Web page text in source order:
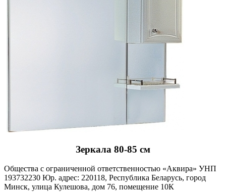
Зеркала 80-85 см
Общества с ограниченной ответственностью «Аквира» УНП
193732230 Юр. адрес: 220118, Республика Беларусь, город
Минск, улица Кулешова, дом 76, помещение 10К